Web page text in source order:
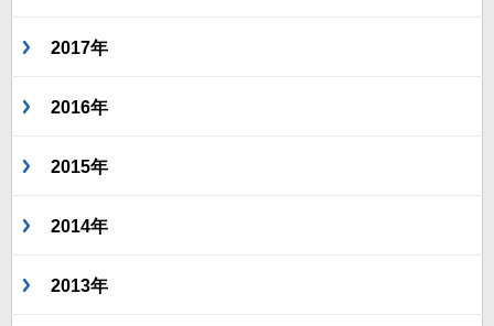
2017年
2016年
2015年
2014年
2013年